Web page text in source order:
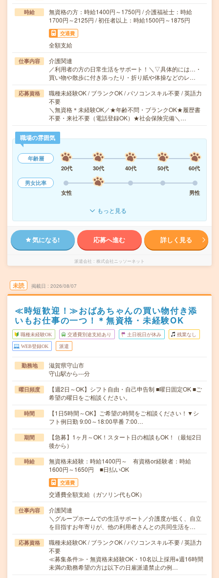
時給
無資格の方：時給1400円～1750円 / 介護福祉士：時給
1700円～2125円 / 初任者以上：時給1500円～1875円
交通費
全額支給
仕事内容
介護関連
／利用者の方の日常生活をサポート！＼▽具体的には…・
買い物や散歩に付き添ったり・折り紙や体操などのレ…
応募資格
職種未経験OK / ブランクOK / パソコンスキル不要 / 英語力
不要
＼無資格＊未経験OK／★年齢不問・ブランクOK★履歴書
不要・来社不要（電話登録OK）★社会保険完備＼…
職場の雰囲気
年齢層
20代
30代 40代 50代
60代
男女比率
女性
男性
もっと見る
気になる! 応募へ進む 詳しく見る
派遣会社 株式会社ニッソーネット
未読 掲載日 2026/08/07
≪時短歓迎！≫おばあちゃんの買い物付き添
いもお仕事の一つ！＊無資格・未経験OK
職種未経験OK 交通費別途支給あり 土日祝日が休み 残業なし
WEB登録OK 派遣
勤務地
滋賀県守山市
守山駅から---分
曜日頻度
【週2日～OK】シフト自由・自己申告制 ■曜日固定OK ■ご
希望の曜日をご相談ください。
時間
【1日5時間～OK】ご希望の時間をご相談ください！▼シ
フト例日勤 9:00～18:00早番 7:00…
期間
【急募】1ヶ月～OK！スタート日の相談もOK！（最短2日
後から）
時給
無資格未経験：時給1400円～ 有資格or経験者：時給
1600円～1650円 ■日払いOK
交通費
交通費全額支給（ガソリン代もOK）
仕事内容
介護関連
＼グループホームでの生活サポート／介護度が低く、自立
を目指すお年寄りが、他の利用者さんとの共同生活を…
応募資格
職種未経験OK / ブランクOK / パソコンスキル不要 / 英語力
不要
≪募集条件≫・無資格未経験OK・10名以上採用※週16時間
未満の勤務希望の方は以下の日雇派遣禁止の例…